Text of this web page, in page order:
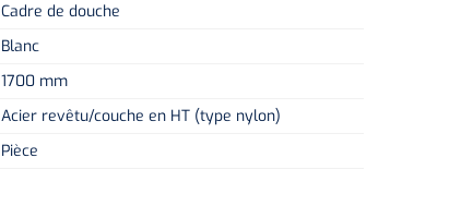
Cadre de douche
Blanc
1700 mm
Acier revêtu/couche en HT (type nylon)
Pièce